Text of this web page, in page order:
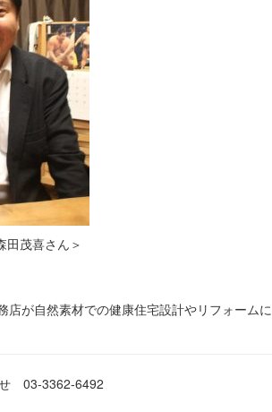
田茂喜さん＞
店が自然素材での健康住宅設計やリフォームに